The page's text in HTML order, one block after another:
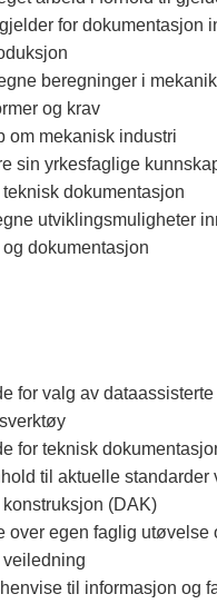
for dokumentasjon
beregninger i
og krav
om mekanisk industri
sin yrkesfaglige
dokumentasjon
utviklingsmuligheter
dokumentasjon
for valg av dataassisterte
for teknisk
til aktuelle standarder
(DAK)
over egen faglig utøvelse
til informasjon og